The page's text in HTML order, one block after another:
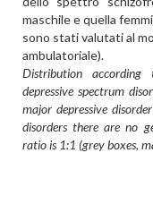
maschile e quella
sono stati valutati al
ambulatoriale).
Distribution
depressive spectrum
major depressive
disorders there are no
ratio is 1:1 (grey boxes,